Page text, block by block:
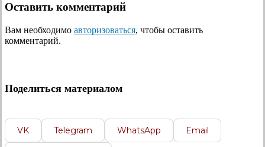
Оставить комментарий
Вам необходимо авторизоваться, чтобы оставить
комментарий.
Поделиться материалом
VK Telegram WhatsApp Email